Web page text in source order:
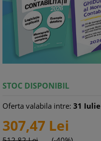
STOC DISPONIBIL
307,47 Lei
Oferta valabila intre: 31 Iulie